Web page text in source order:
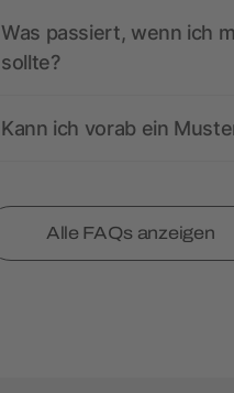
Was passiert, wenn ich
sollte?
Kann ich vorab ein
Alle FAQs anzeigen